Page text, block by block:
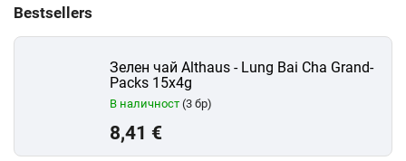
Bestsellers
Зелен чай Althaus - Lung Bai Cha Grand-
Packs 15x4g
В наличност (3 бр)
8,41 €